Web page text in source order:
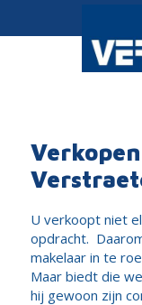
U verkoopt niet
opdracht.
makelaar in te
Maar biedt die
hij gewoon zijn